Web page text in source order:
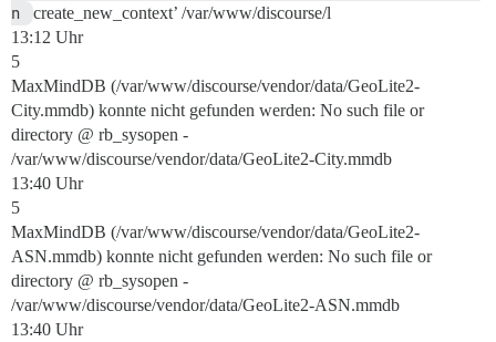
n
create_new_context’ /var/www/discourse/l
13:12 Uhr
5
MaxMindDB (/var/www/discourse/vendor/data/GeoLite2-
City.mmdb) konnte nicht gefunden werden: No such file or
directory @ rb_sysopen -
/var/www/discourse/vendor/data/GeoLite2-City.mmdb
13:40 Uhr
5
MaxMindDB (/var/www/discourse/vendor/data/GeoLite2-
ASN.mmdb) konnte nicht gefunden werden: No such file or
directory @ rb_sysopen -
/var/www/discourse/vendor/data/GeoLite2-ASN.mmdb
13:40 Uhr